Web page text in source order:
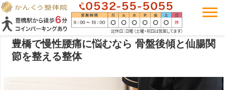
豊橋で慢性腰痛に悩むなら 骨盤後傾と仙腸関
節を整える整体